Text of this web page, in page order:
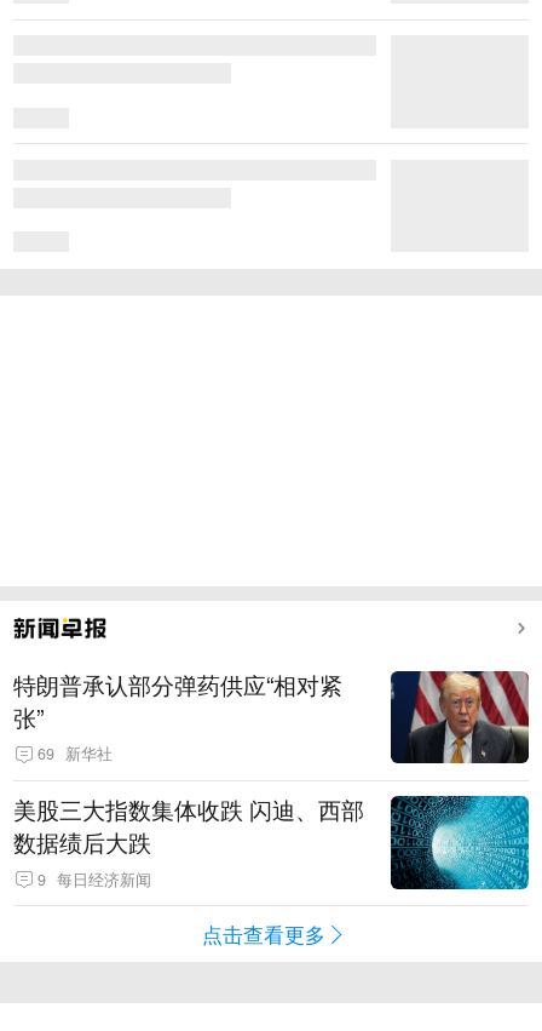
特朗普承认部分弹药供应“相对紧
张”
69 新华社
美股三大指数集体收跌 闪迪、西部
数据绩后大跌
9 每日经济新闻
点击查看更多